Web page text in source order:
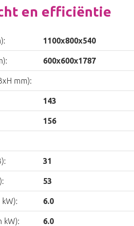
en efficiëntie
1100x800x540
600x600x1787
mm):
143
156
31
53
6.0
kW): 6.0